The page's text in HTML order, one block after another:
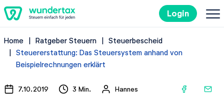
Login
So geht's
Kosten
Home Ratgeber Steuern
Steuerbescheid
Steuererstattung: Das Steuersystem anhand von
Beispielrechnungen erklärt
7.10.2019 3 Min. Hannes